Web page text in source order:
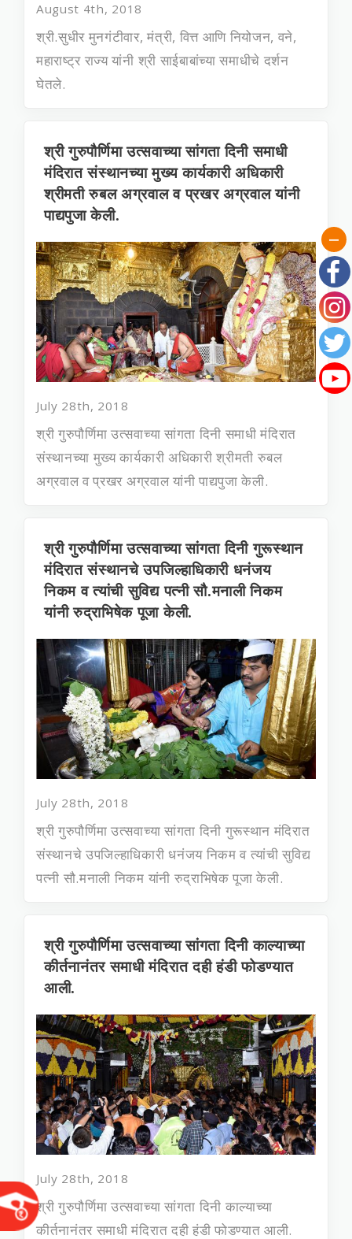
August 4th, 2018
श्री.सुधीर मुनगंटीवार, मंत्री, वित्त आणि नियोजन, वने,
महाराष्‍ट्र राज्‍य यांनी श्री साईबाबांच्या समाधीचे दर्शन
घेतले.
श्री गुरुपौर्णिमा उत्सवाच्या सांगता दिनी समाधी
मंदिरात संस्थानच्‍या मुख्‍य कार्यकारी अधिकारी
श्रीमती रुबल अग्रवाल व प्रखर अग्रवाल यांनी
पाद्यपुजा केली.
July 28th, 2018
श्री गुरुपौर्णिमा उत्सवाच्या सांगता दिनी समाधी मंदिरात
संस्थानच्‍या मुख्‍य कार्यकारी अधिकारी श्रीमती रुबल
अग्रवाल व प्रखर अग्रवाल यांनी पाद्यपुजा केली.
श्री गुरुपौर्णिमा उत्सवाच्या सांगता दिनी गुरूस्थान
मंदिरात संस्थानचे उपजिल्‍हाधिकारी धनंजय
निकम व त्‍यांची सुविद्य पत्‍नी सौ.मनाली निकम
यांनी रुद्राभिषेक पूजा केली.
July 28th, 2018
श्री गुरुपौर्णिमा उत्सवाच्या सांगता दिनी गुरूस्थान मंदिरात
संस्थानचे उपजिल्‍हाधिकारी धनंजय निकम व त्‍यांची सुविद्य
पत्‍नी सौ.मनाली निकम यांनी रुद्राभिषेक पूजा केली.
श्री गुरुपौर्णिमा उत्सवाच्या सांगता दिनी काल्याच्या
कीर्तनानंतर समाधी मंदिरात दही हंडी फोडण्यात
आली.
July 28th, 2018
श्री गुरुपौर्णिमा उत्सवाच्या सांगता दिनी काल्याच्या
कीर्तनानंतर समाधी मंदिरात दही हंडी फोडण्यात आली.